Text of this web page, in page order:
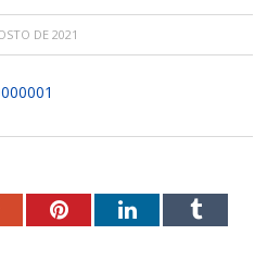
DE 2021
Google+PinterestLinkedInTumblr